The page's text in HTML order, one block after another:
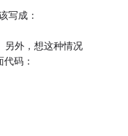
写成：
另外，想这种情况
码：